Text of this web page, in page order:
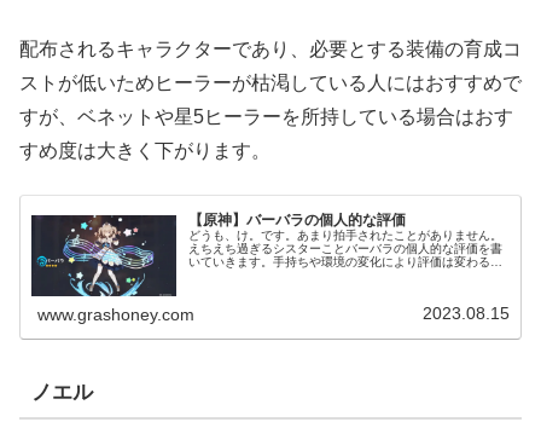
配布されるキャラクターであり、必要とする装備の育成コ
ストが低いためヒーラーが枯渇している人にはおすすめで
すが、ベネットや星5ヒーラーを所持している場合はおす
すめ度は大きく下がります。
【原神】バーバラの個人的な評価
どうも、け。です。あまり拍手されたことがありません。
えちえち過ぎるシスターことバーバラの個人的な評価を書
いていきます。手持ちや環境の変化により評価は変わると
www.grashoney.com 2023.08.15
ノエル